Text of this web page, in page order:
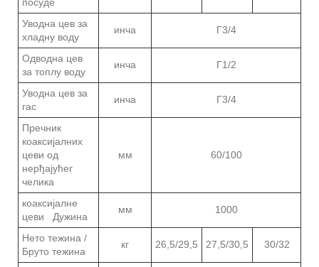
посуде
Уводна цев за
хладну воду
инча Г3/4
Одводна цев
за топлу воду
инча Г1/2
Уводна цев за
гас
инча Г3/4
Пречник
коаксијалних
цеви од
нерђајућег
челика
мм 60/100
коаксијалне
цеви Дужина
мм 1000
Нето тежина /
Бруто тежина
кг 26,5/29,5 27,5/30,5 30/32